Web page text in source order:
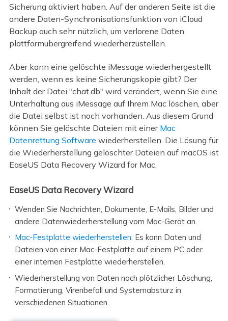
Sicherung aktiviert haben. Auf der anderen Seite ist die
andere Daten-Synchronisationsfunktion von iCloud
Backup auch sehr nützlich, um verlorene Daten
plattformübergreifend wiederherzustellen.
Aber kann eine gelöschte iMessage wiederhergestellt
werden, wenn es keine Sicherungskopie gibt? Der
Inhalt der Datei "chat.db" wird verändert, wenn Sie eine
Unterhaltung aus iMessage auf Ihrem Mac löschen, aber
die Datei selbst ist noch vorhanden. Aus diesem Grund
können Sie gelöschte Dateien mit einer Mac
Datenrettung Software wiederherstellen. Die Lösung für
die Wiederherstellung gelöschter Dateien auf macOS ist
EaseUS Data Recovery Wizard for Mac.
EaseUS Data Recovery Wizard
Wenden Sie Nachrichten, Dokumente, E-Mails, Bilder und
andere Datenwiederherstellung vom Mac-Gerät an.
Mac-Festplatte wiederherstellen: Es kann Daten und
Dateien von einer Mac-Festplatte auf einem PC oder
einer internen Festplatte wiederherstellen.
Wiederherstellung von Daten nach plötzlicher Löschung,
Formatierung, Virenbefall und Systemabsturz in
verschiedenen Situationen.